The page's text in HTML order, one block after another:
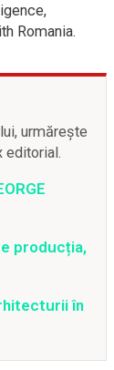
Romania.
urmărește
editorial.
producția,
în